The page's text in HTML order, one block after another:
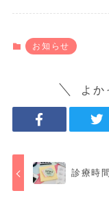
お知らせ
よか
診療時